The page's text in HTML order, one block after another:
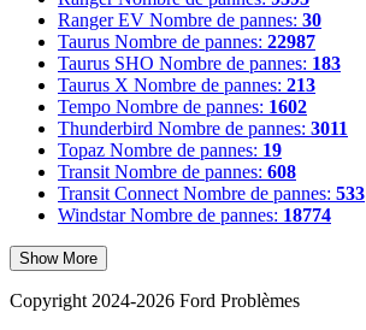
Ranger EV Nombre de pannes: 30
Taurus Nombre de pannes: 22987
Taurus SHO Nombre de pannes: 183
Taurus X Nombre de pannes: 213
Tempo Nombre de pannes: 1602
Thunderbird Nombre de pannes: 3011
Topaz Nombre de pannes: 19
Transit Nombre de pannes: 608
Transit Connect Nombre de pannes: 533
Windstar Nombre de pannes: 18774
Show More
Copyright 2024-2026 Ford Problèmes